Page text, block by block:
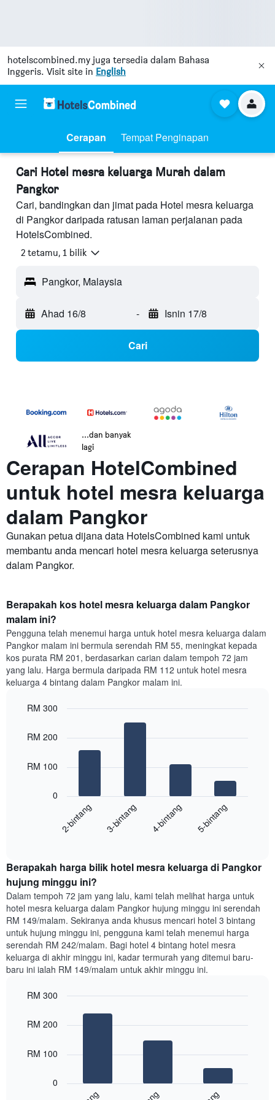
hotelscombined.my juga tersedia dalam Bahasa
Inggeris. Visit site in English
Cerapan Tempat Penginapan
Cari Hotel mesra keluarga Murah dalam
Pangkor
Cari, bandingkan dan jimat pada Hotel mesra keluarga
di Pangkor daripada ratusan laman perjalanan pada
HotelsCombined.
2 tetamu, 1 bilik
Pangkor, Malaysia
Ahad 16/8 - Isnin 17/8
Cari
...dan banyak
lagi
Cerapan HotelCombined
untuk hotel mesra keluarga
dalam Pangkor
Gunakan petua dijana data HotelsCombined kami untuk
membantu anda mencari hotel mesra keluarga seterusnya
dalam Pangkor.
Berapakah kos hotel mesra keluarga dalam Pangkor
malam ini?
Pengguna telah menemui harga untuk hotel mesra keluarga dalam
Pangkor malam ini bermula serendah RM 55, meningkat kepada
kos purata RM 201, berdasarkan carian dalam tempoh 72 jam
yang lalu. Harga bermula daripada RM 112 untuk hotel mesra
keluarga 4 bintang dalam Pangkor malam ini.
chart
with
bars.
malam
ini
yang
ditemui
dalam
3
hari
lalu
yang
diagregatkan
penarafan
Carta
mempunyai
paksi
menunjukkan
2-bintang 3-bintang 4-bintang 5-bintang
0
RM 100
RM 200
RM 300
Berapakah harga bilik hotel mesra keluarga di Pangkor
hujung minggu ini?
Dalam tempoh 72 jam yang lalu, kami telah melihat harga untuk
hotel mesra keluarga dalam Pangkor hujung minggu ini serendah
RM 149/malam. Sekiranya anda khusus mencari hotel 3 bintang
untuk hujung minggu ini, pengguna kami telah menemui harga
serendah RM 242/malam. Bagi hotel 4 bintang hotel mesra
keluarga di akhir minggu ini, kadar termurah yang ditemui baru-
baru ini ialah RM 149/malam untuk akhir minggu ini.
chart
with
bars.
0
RM 100
RM 200
RM 300